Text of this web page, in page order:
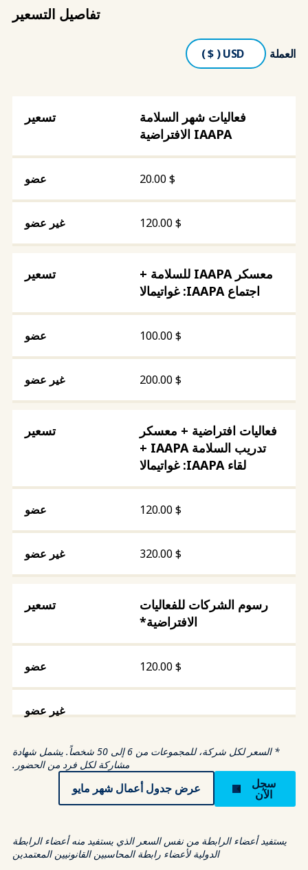
تفاصيل التسعير
العملة
فعاليات شهر السلامة
IAAPA الافتراضية
$
20.00
$
120.00
معسكر IAAPA للسلامة +
اجتماع IAAPA: غواتيمالا
$
100.00
$
200.00
فعاليات افتراضية + معسكر
تدريب السلامة IAAPA +
لقاء IAAPA: غواتيمالا
$
120.00
$
320.00
رسوم الشركات للفعاليات
الافتراضية*
$
120.00
* السعر لكل شركة، للمجموعات من 6 إلى 50 شخصاً. يشمل شهادة
مشاركة لكل فرد من الحضور.
سجل
الآن عرض جدول أعمال شهر مايو
يستفيد أعضاء الرابطة من نفس السعر الذي يستفيد منه أعضاء الرابطة
الدولية لأعضاء رابطة المحاسبين القانونيين المعتمدين